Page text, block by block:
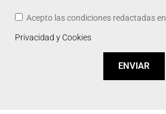
Acepto las condiciones redactadas en
Privacidad y Cookies
ENVIAR